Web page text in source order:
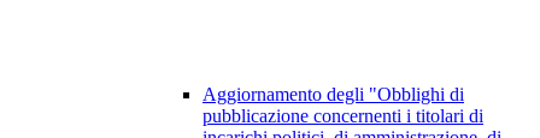
Aggiornamento degli "Obblighi di
pubblicazione concernenti i titolari di